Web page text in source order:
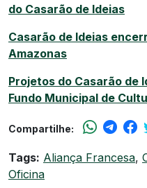
do Casarão de Ideias
Casarão de Ideias
Amazonas
Projetos do Casarão de
Fundo Municipal de
Compartilhe:
Tags: Aliança Francesa,
Oficina